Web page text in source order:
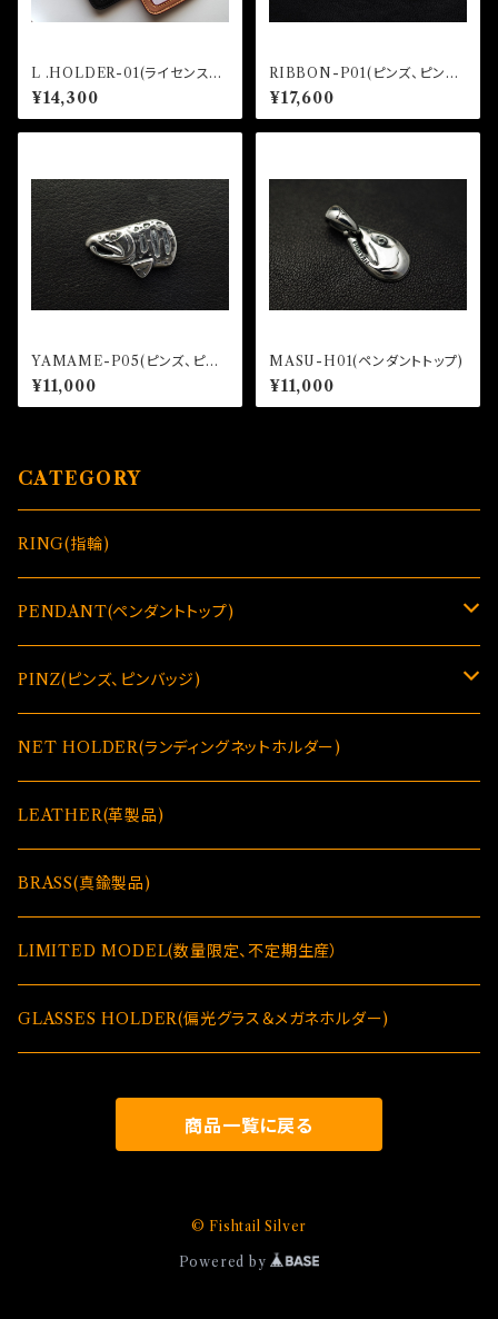
L .HOLDER-01(ライセンスホ
ルダー)
¥14,300
RIBBON-P01(ピンズ、ピンバ
ッジ)
¥17,600
YAMAME-P05(ピンズ、ピン
バッジ)
¥11,000
MASU-H01(ペンダントトップ)
¥11,000
CATEGORY
RING(指輪)
PENDANT(ペンダントトップ)
GLASSES HOLDER(偏光グラス＆メガネホルダー)
PINZ(ピンズ、ピンバッジ)
GLASSES HOLDER(偏光グラス＆メガネホルダー)
NET HOLDER(ランディングネットホルダー)
LEATHER(革製品)
BRASS(真鍮製品)
LIMITED MODEL(数量限定、不定期生産）
GLASSES HOLDER(偏光グラス＆メガネホルダー)
商品一覧に戻る
© Fishtail Silver
Powered by